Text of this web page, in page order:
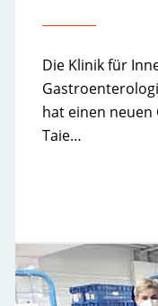
Die Klinik für
hat einen neuen
Taie…